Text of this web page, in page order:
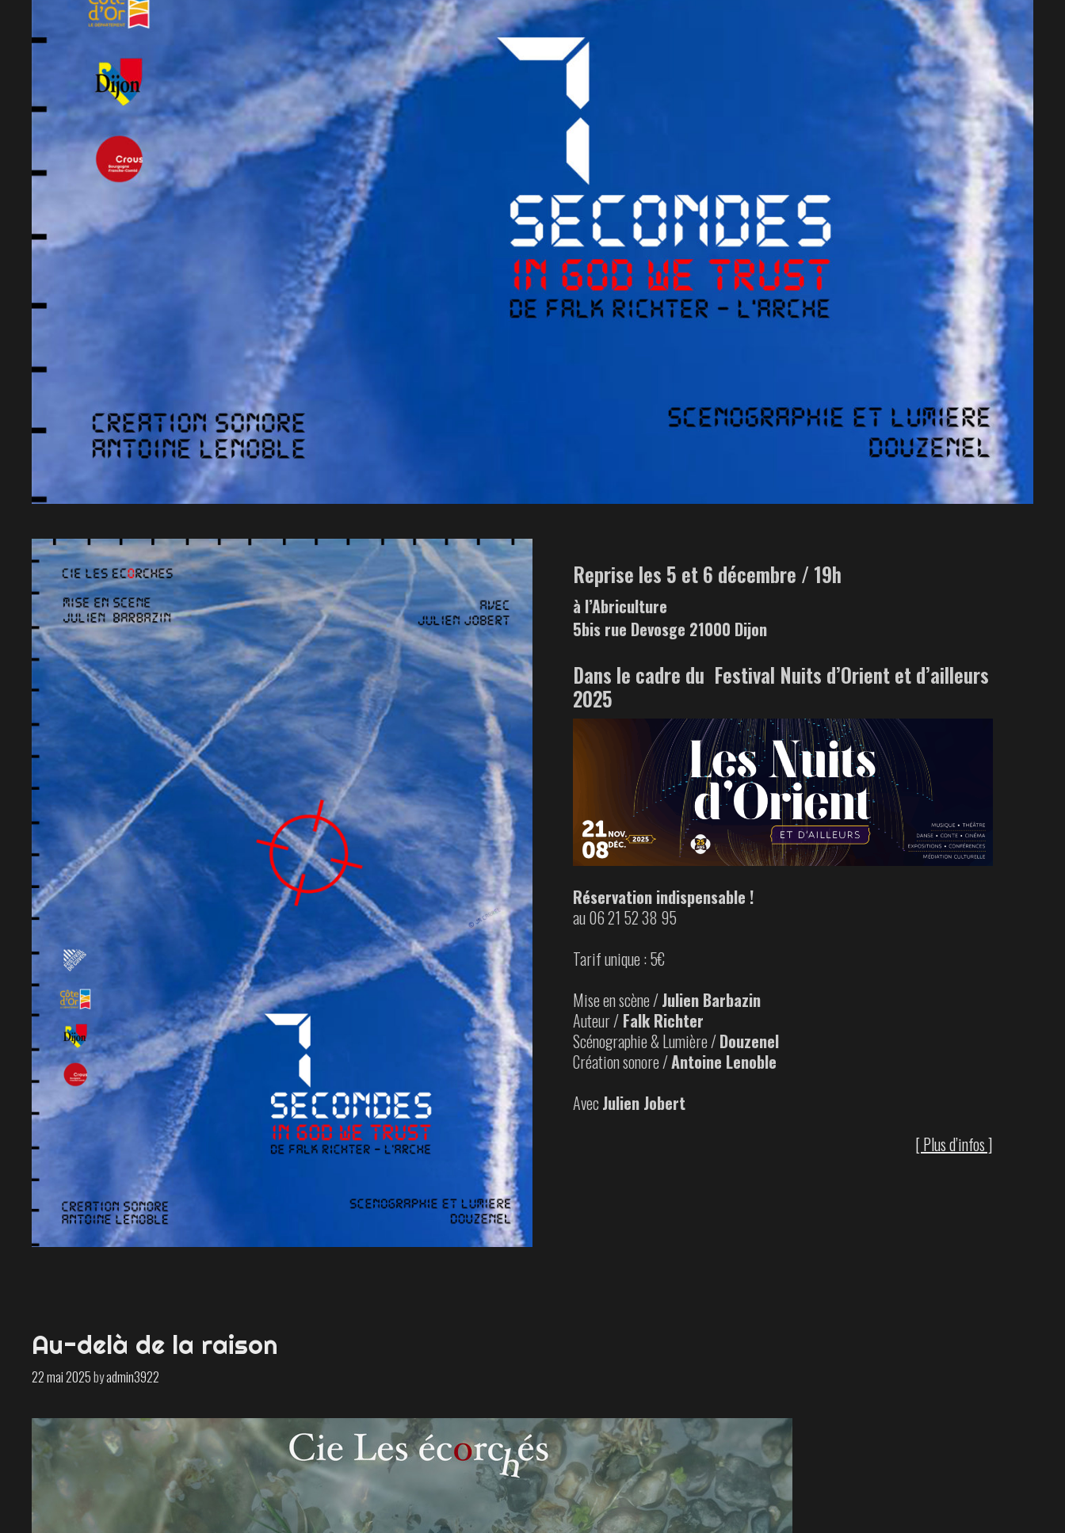
Reprise les 5 et 6 décembre / 19h
à l’Abriculture
5bis rue Devosge 21000 Dijon
Dans le cadre du Festival Nuits d’Orient et d’ailleurs
2025
Réservation indispensable !
au 06 21 52 38 95
Tarif unique : 5€
Mise en scène /Julien Barbazin
Auteur /Falk Richter
Scénographie & Lumière /Douzenel
Création sonore /Antoine Lenoble
Avec Julien Jobert
[ Plus d’infos ]
Au-delà de la raison
22 mai 2025byadmin3922